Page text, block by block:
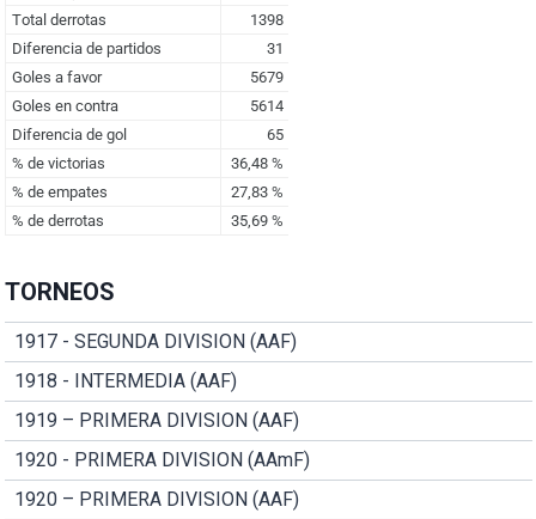
TORNEOS
1917 - SEGUNDA DIVISION (AAF)
1918 - INTERMEDIA (AAF)
1919 – PRIMERA DIVISION (AAF)
1920 - PRIMERA DIVISION (AAmF)
1920 – PRIMERA DIVISION (AAF)